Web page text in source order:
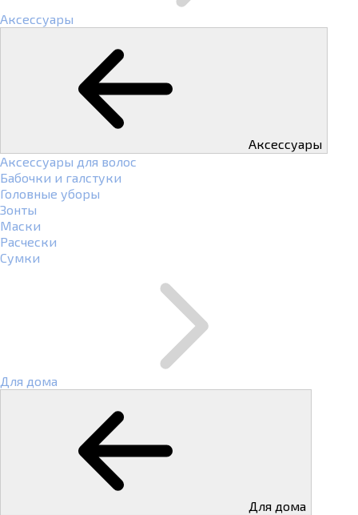
Аксессуары
Аксессуары
Аксессуары для волос
Бабочки и галстуки
Головные уборы
Зонты
Маски
Расчески
Сумки
Для дома
Для дома